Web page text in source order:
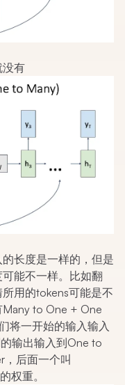
没有
长度是一样的，但是
能不一样。比如翻
用的tokens可能是不
to One + One
将一开始的输入输入
输出输入到One to
后面一个叫
权重。